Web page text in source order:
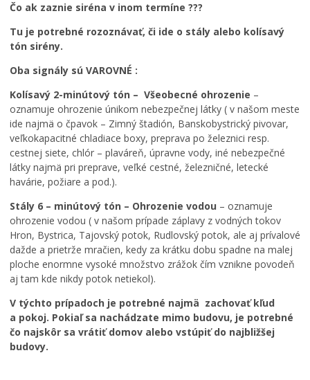
Čo ak zaznie siréna v inom termíne ???
Tu je potrebné rozoznávať, či ide o stály alebo kolísavý
tón sirény.
Oba signály sú VAROVNÉ :
Kolísavý 2-minútový tón – Všeobecné ohrozenie –
oznamuje ohrozenie únikom nebezpečnej látky ( v našom meste
ide najmä o čpavok – Zimný štadión, Banskobystrický pivovar,
veľkokapacitné chladiace boxy, preprava po železnici resp.
cestnej siete, chlór – plaváreň, úpravne vody, iné nebezpečné
látky najmä pri preprave, veľké cestné, železničné, letecké
havárie, požiare a pod.).
Stály 6 – minútový tón – Ohrozenie vodou – oznamuje
ohrozenie vodou ( v našom prípade záplavy z vodných tokov
Hron, Bystrica, Tajovský potok, Rudlovský potok, ale aj prívalové
dažde a prietrže mračien, kedy za krátku dobu spadne na malej
ploche enormne vysoké množstvo zrážok čím vznikne povodeň
aj tam kde nikdy potok netiekol).
V týchto prípadoch je potrebné najmä zachovať kľud
a pokoj. Pokiaľ sa nachádzate mimo budovu, je potrebné
čo najskôr sa vrátiť domov alebo vstúpiť do najbližšej
budovy.
a
m
i
o
i
a
d
n
e
z
a
a
d
n
u
t
i
M
e
s
t
s
t
o
a
s
k
á
B
y
s
t
i
c
a
b
u
d
p
a
r
t
s
t
r
m
p
r
e
m
e
s
t
k
ý
p
a
r
k
i
c
h
v